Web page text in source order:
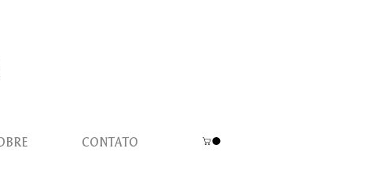
CONTATO